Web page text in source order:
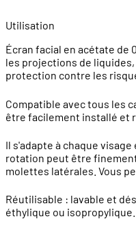
Utilisation
Écran facial en acétate de
les projections de
protection contre les
Compatible avec tous les
être facilement installé et
Il s'adapte à chaque
rotation peut être
molettes latérales. Vous
Réutilisable : lavable et
éthylique ou isopropylique.